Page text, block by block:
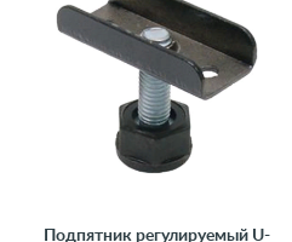
Подпятник регулируемый U-